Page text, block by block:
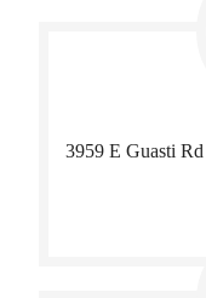
3959 E Guasti